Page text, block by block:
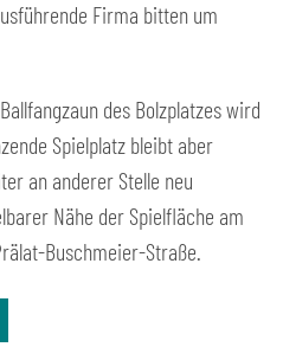
Firma bitten um
des Bolzplatzes wird
Spielplatz bleibt aber
an anderer Stelle neu
Nähe der Spielfläche am
Buschmeier-Straße.